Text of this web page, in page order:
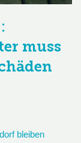
muss
bleiben